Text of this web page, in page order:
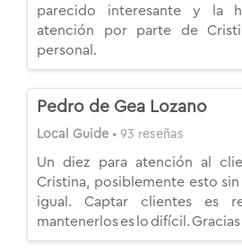
parecido interesante y la
atención por parte de
personal.
Pedro de Gea Lozano
Local Guide • 93 reseñas
Un diez para atención al
Cristina, posiblemente esto
igual. Captar clientes es
mantenerlos es lo difícil.